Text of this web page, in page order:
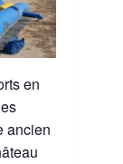
en
ancien